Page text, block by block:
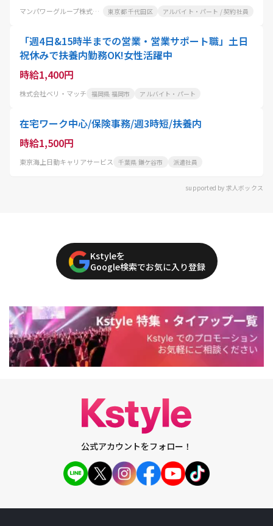
マンパワーグループ株式会社 東京都 千代田区 アルバイト・パート / 契約社員
「週4日&15時半までの営業・営業サポート職」土日
祝休みで扶養内勤務OK!女性活躍中
時給1,400円
株式会社ベリ・マッチ 福岡県 福岡市 アルバイト・パート
在宅ワーク中心/保険事務/週3時短/扶養内
時給1,500円
東京海上日動キャリアサービス 千葉県 鎌ケ谷市 派遣社員
supported by 求人ボックス
Kstyleを
Google検索でお気に入り登録
公式アカウントをフォロー！